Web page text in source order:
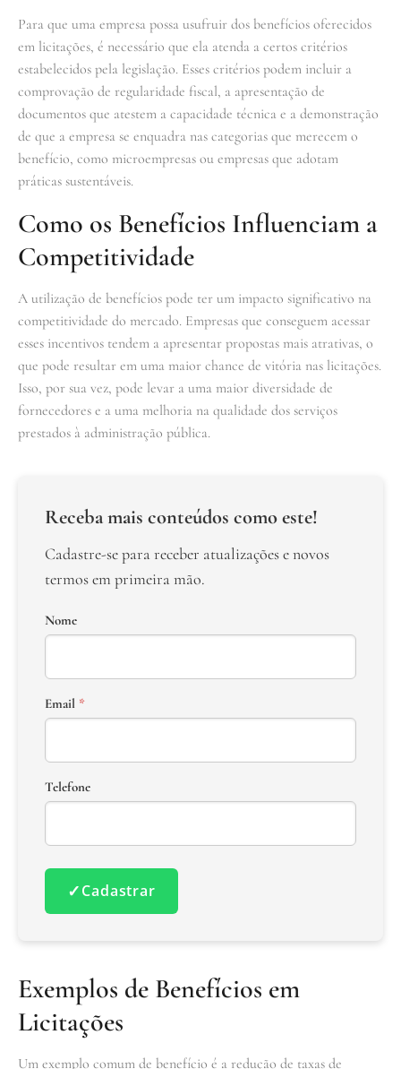
Para que uma empresa possa usufruir dos benefícios oferecidos
em licitações, é necessário que ela atenda a certos critérios
estabelecidos pela legislação. Esses critérios podem incluir a
comprovação de regularidade fiscal, a apresentação de
documentos que atestem a capacidade técnica e a demonstração
de que a empresa se enquadra nas categorias que merecem o
benefício, como microempresas ou empresas que adotam
práticas sustentáveis.
Como os Benefícios Influenciam a
Competitividade
A utilização de benefícios pode ter um impacto significativo na
competitividade do mercado. Empresas que conseguem acessar
esses incentivos tendem a apresentar propostas mais atrativas, o
que pode resultar em uma maior chance de vitória nas licitações.
Isso, por sua vez, pode levar a uma maior diversidade de
fornecedores e a uma melhoria na qualidade dos serviços
prestados à administração pública.
Receba mais conteúdos como este!
Cadastre-se para receber atualizações e novos
termos em primeira mão.
Nome
Email *
Telefone
✓Cadastrar
Exemplos de Benefícios em
Licitações
Um exemplo comum de benefício é a redução de taxas de